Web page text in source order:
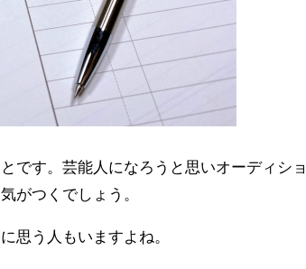
です。芸能人になろうと思いオーディショ
がつくでしょう。
思う人もいますよね。